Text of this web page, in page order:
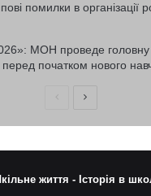
помилки в організації
МОН проведе головну
початком нового
ПопередняНаступна
життя - Історія в